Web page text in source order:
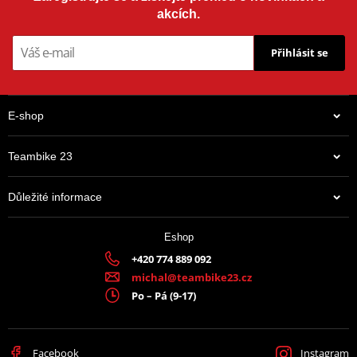
akcích.
Přihlásit se
E-shop
Teambike 23
Důležité informace
Eshop
+420 774 889 092
michal@teambike23.cz
Po – Pá (9-17)
Facebook Instagram